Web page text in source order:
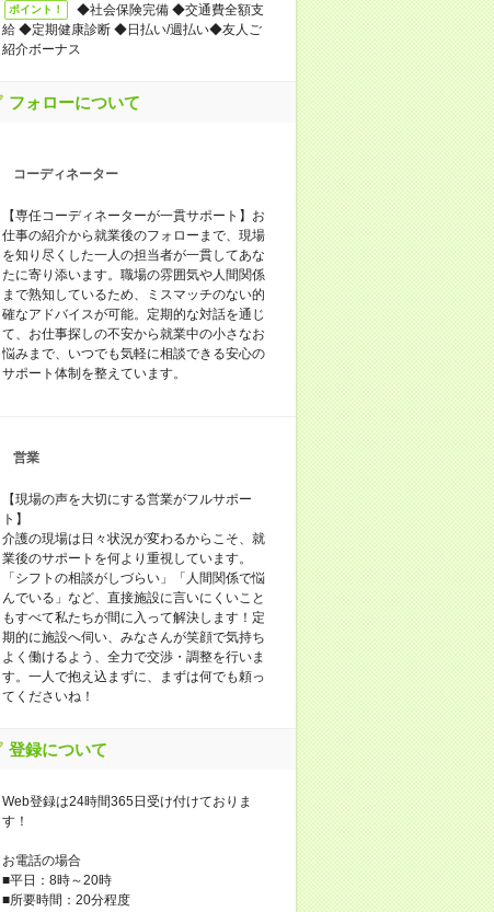
ポイント！
◆社会保険完備 ◆交通費全額支
給 ◆定期健康診断 ◆日払い/週払い◆友人ご
紹介ボーナス
フォローについて
コーディネーター
【専任コーディネーターが一貫サポート】お
仕事の紹介から就業後のフォローまで、現場
を知り尽くした一人の担当者が一貫してあな
たに寄り添います。職場の雰囲気や人間関係
まで熟知しているため、ミスマッチのない的
確なアドバイスが可能。定期的な対話を通じ
て、お仕事探しの不安から就業中の小さなお
悩みまで、いつでも気軽に相談できる安心の
サポート体制を整えています。
営業
【現場の声を大切にする営業がフルサポー
ト】
介護の現場は日々状況が変わるからこそ、就
業後のサポートを何より重視しています。
「シフトの相談がしづらい」「人間関係で悩
んでいる」など、直接施設に言いにくいこと
もすべて私たちが間に入って解決します！定
期的に施設へ伺い、みなさんが笑顔で気持ち
よく働けるよう、全力で交渉・調整を行いま
す。一人で抱え込まずに、まずは何でも頼っ
てくださいね！
登録について
Web登録は24時間365日受け付けておりま
す！
お電話の場合
■平日：8時～20時
■所要時間：20分程度